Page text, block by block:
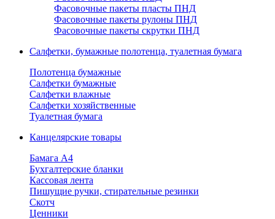
Фасовочные пакеты пласты ПНД
Фасовочные пакеты рулоны ПНД
Фасовочные пакеты скрутки ПНД
Салфетки, бумажные полотенца, туалетная бумага
Полотенца бумажные
Салфетки бумажные
Салфетки влажные
Салфетки хозяйственные
Туалетная бумага
Канцелярские товары
Бамага А4
Бухгалтерские бланки
Кассовая лента
Пишущие ручки, стирательные резинки
Скотч
Ценники